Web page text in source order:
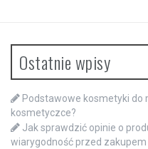
Ostatnie wpisy
Podstawowe kosmetyki do
kosmetyczce?
Jak sprawdzić opinie o
wiarygodność przed zakupem